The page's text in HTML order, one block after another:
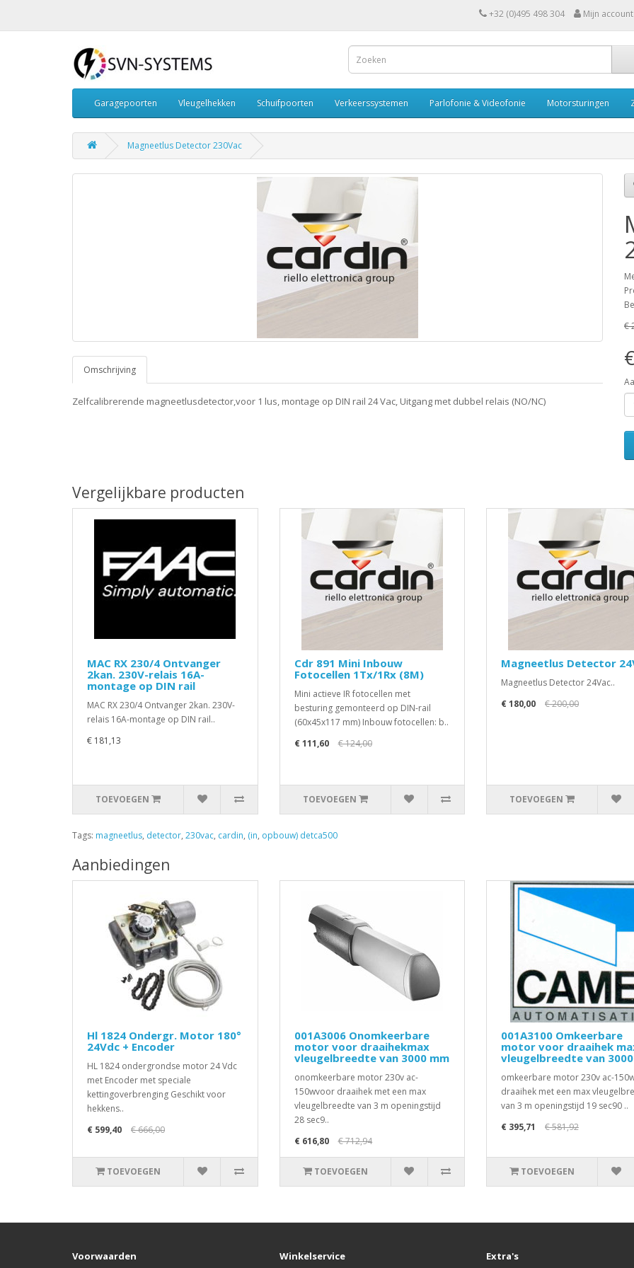
+32 (0)495 498 304 Mijn account
Garagepoorten Vleugelhekken Schuifpoorten Verkeerssystemen Parlofonie & Videofonie Motorsturingen
Magneetlus Detector 230Vac
Omschrijving
Zelfcalibrerende magneetlusdetector,voor 1 lus, montage op DIN rail 24 Vac, Uitgang met dubbel relais (NO/NC)
€
Vergelijkbare producten
MAC RX 230/4 Ontvanger
2kan. 230V-relais 16A-
montage op DIN rail
MAC RX 230/4 Ontvanger 2kan. 230V-
relais 16A-montage op DIN rail..
€ 181,13
TOEVOEGEN
Cdr 891 Mini Inbouw
Fotocellen 1Tx/1Rx (8M)
Mini actieve IR fotocellen met
besturing gemonteerd op DIN-rail
(60x45x117 mm) Inbouw fotocellen: b..
€ 111,60
€ 124,00
TOEVOEGEN
Magneetlus Detector
Magneetlus Detector 24Vac..
€ 180,00
€ 200,00
TOEVOEGEN
Tags: magneetlus, detector, 230vac, cardin, (in, opbouw) detca500
Aanbiedingen
Hl 1824 Ondergr. Motor 180°
24Vdc + Encoder
HL 1824 ondergrondse motor 24 Vdc
met Encoder met speciale
kettingoverbrenging Geschikt voor
hekkens..
€ 599,40
€ 666,00
TOEVOEGEN
001A3006 Onomkeerbare
motor voor draaihekmax
vleugelbreedte van 3000 mm
onomkeerbare motor 230v ac-
150wvoor draaihek met een max
vleugelbreedte van 3 m openingstijd
28 sec9..
€ 616,80
€ 712,94
TOEVOEGEN
001A3100 Omkeerbare
motor voor draaihek
vleugelbreedte van
omkeerbare motor 230v ac-
draaihek met een max
van 3 m openingstijd 19 sec90 ..
€ 395,71
€ 581,92
TOEVOEGEN
Voorwaarden Winkelservice Extra's